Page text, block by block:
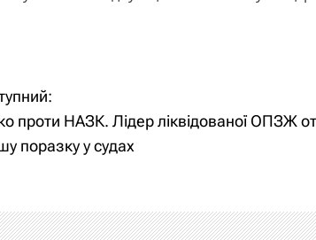
проти НАЗК. Лідер ліквідованої ОПЗЖ
поразку у судах